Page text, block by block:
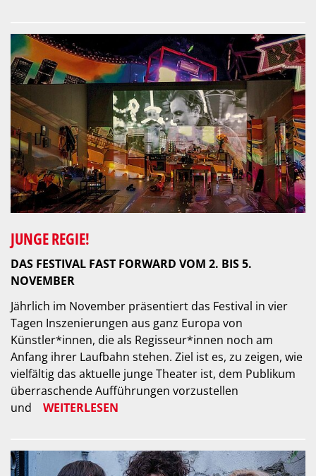
JUNGE REGIE!
DAS FESTIVAL FAST FORWARD VOM 2. BIS 5.
NOVEMBER
Jährlich im November präsentiert das Festival in vier
Tagen Inszenierungen aus ganz Europa von
Künstler*innen, die als Regisseur*innen noch am
Anfang ihrer Laufbahn stehen. Ziel ist es, zu zeigen, wie
vielfältig das aktuelle junge Theater ist, dem Publikum
überraschende Aufführungen vorzustellen
und
WEITERLESEN